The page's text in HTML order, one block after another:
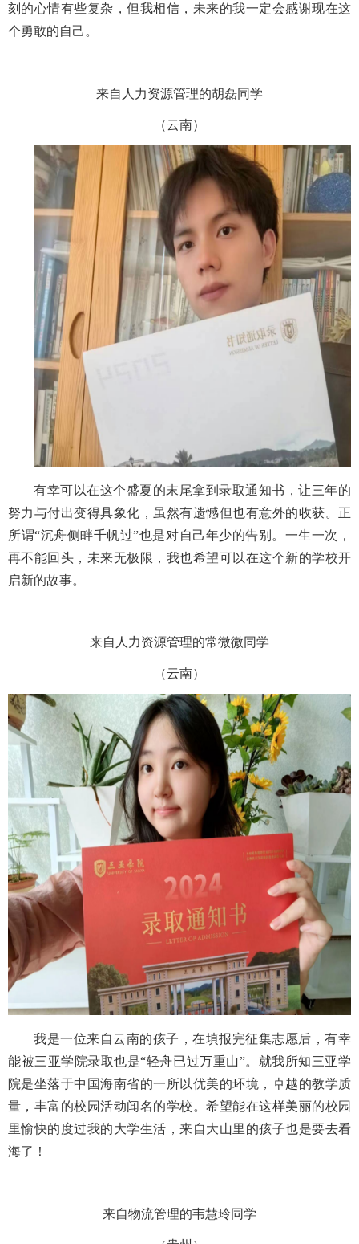
刻的心情有些复杂，但我相信，未来的我一定会感谢现在这
个勇敢的自己。
来自人力资源管理的胡磊同学
（云南）
有幸可以在这个盛夏的末尾拿到录取通知书，让三年的
努力与付出变得具象化，虽然有遗憾但也有意外的收获。正
所谓“沉舟侧畔千帆过”也是对自己年少的告别。一生一次，
再不能回头，未来无极限，我也希望可以在这个新的学校开
启新的故事。
来自人力资源管理的常微微同学
（云南）
我是一位来自云南的孩子，在填报完征集志愿后，有幸
能被三亚学院录取也是“轻舟已过万重山”。就我所知三亚学
院是坐落于中国海南省的一所以优美的环境，卓越的教学质
量，丰富的校园活动闻名的学校。希望能在这样美丽的校园
里愉快的度过我的大学生活，来自大山里的孩子也是要去看
海了！
来自物流管理的韦慧玲同学